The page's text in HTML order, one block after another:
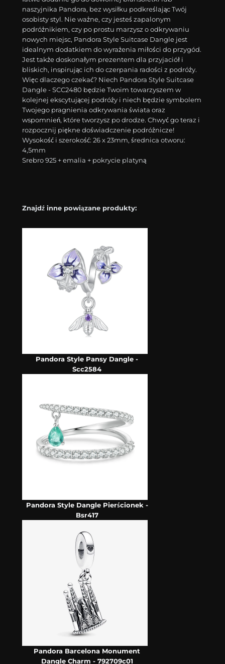
naszyjnika Pandora, bez wysiłku podkreślając Twój
osobisty styl. Nie ważne, czy jesteś zapalonym
podróżnikiem, czy po prostu marzysz o odkrywaniu
nowych miejsc, Pandora Style Suitcase Dangle jest
idealnym dodatkiem do wyrażenia miłości do przygód.
Jest także doskonałym prezentem dla przyjaciół i
bliskich, inspirując ich do czerpania radości z podróży.
Więc dlaczego czekać? Niech Pandora Style Suitcase
Dangle - SCC2480 będzie Twoim towarzyszem w
kolejnej ekscytującej podróży i niech będzie symbolem
Twojego pragnienia odkrywania świata oraz
wspomnień, które tworzysz po drodze. Chwyć go teraz i
rozpocznij piękne doświadczenie podróżnicze!
Wysokość i szerokość: 26 x 23mm, średnica otworu:
4,5mm
Srebro 925 + emalia + pokrycie platyną
Znajdź inne powiązane produkty:
Pandora Style Pansy Dangle -
Scc2584
Pandora Style Dangle Pierścionek -
Bsr417
Pandora Barcelona Monument
Dangle Charm - 792709c01